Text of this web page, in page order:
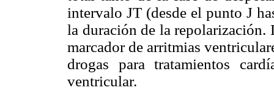
intervalo JT (desde el punto J
la duración de la
marcador de arritmias
drogas para tratamientos
ventricular.